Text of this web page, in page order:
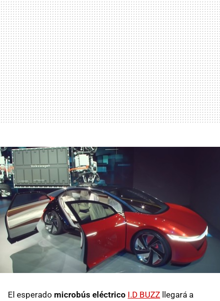
El esperado microbús eléctrico I.D BUZZ llegará a